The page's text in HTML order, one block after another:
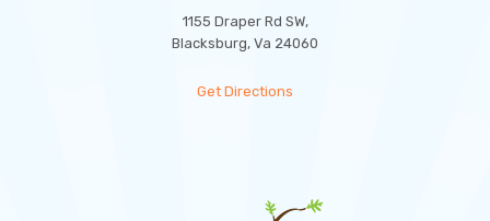
1155 Draper Rd SW,
Blacksburg, Va 24060
Get Directions